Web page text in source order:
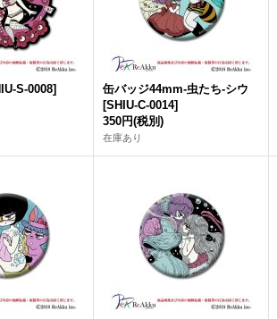
S-0008]
缶バッジ44mm-虫たち-シウ
[SHIU-C-0014]
350円(税別)
在庫あり